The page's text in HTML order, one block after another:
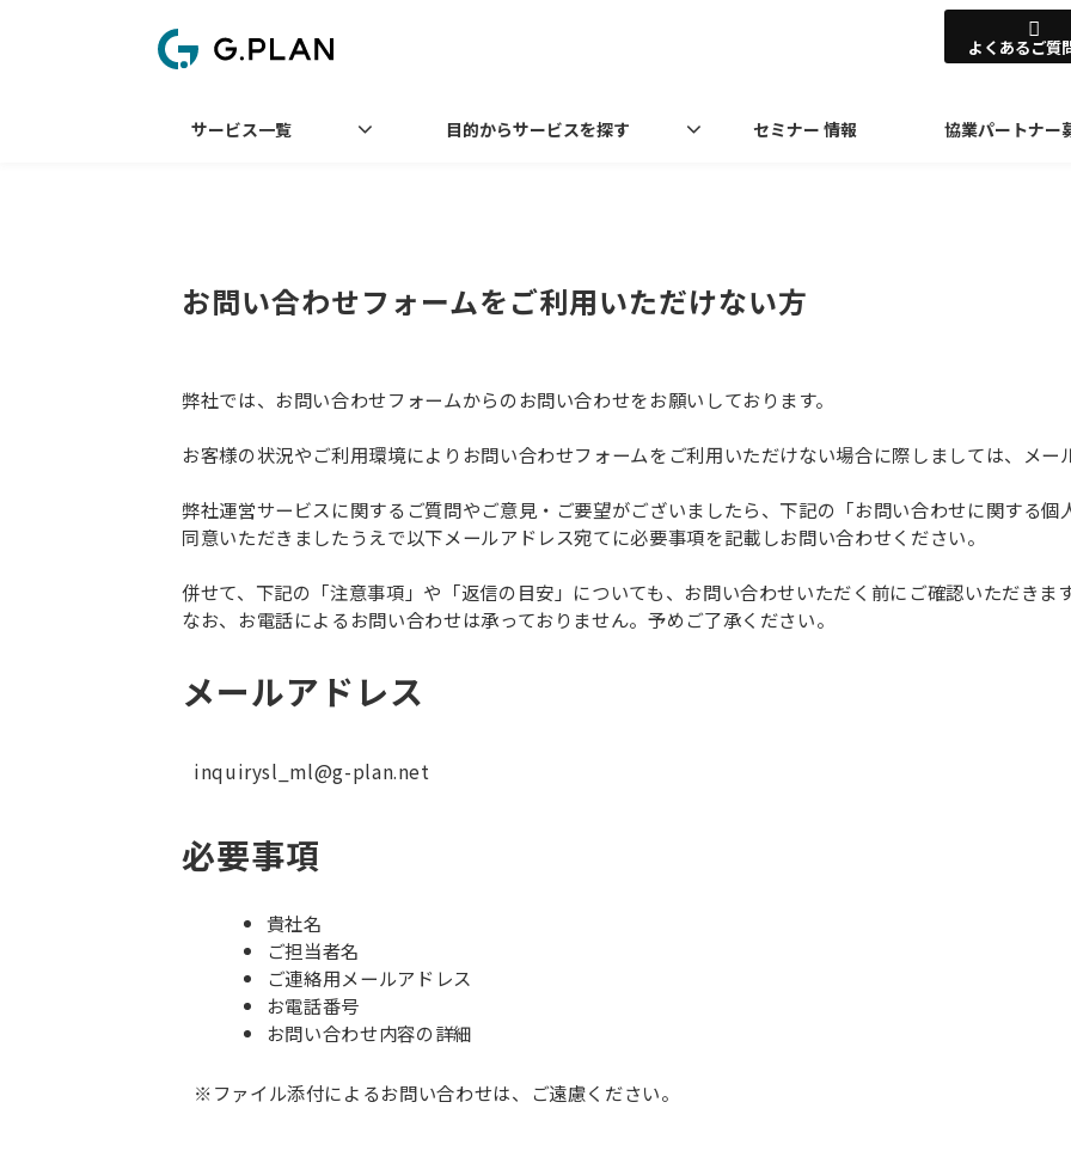
よくあるご質
サービス一覧 目的からサービスを探す セミナー 情報 協業パートナー
お問い合わせフォームをご利用いただけない方
弊社では、お問い合わせフォームからのお問い合わせをお願いしております。
お客様の状況やご利用環境によりお問い合わせフォームをご利用いただけない場合に際しましては、メー
弊社運営サービスに関するご質問やご意見・ご要望がございましたら、下記の「お問い合わせに関する
同意いただきましたうえで以下メールアドレス宛てに必要事項を記載しお問い合わせください。
併せて、下記の「注意事項」や「返信の目安」についても、お問い合わせいただく前にご確認いただきま
なお、お電話によるお問い合わせは承っておりません。予めご了承ください。
メールアドレス
inquirysl_ml@g-plan.net
必要事項
貴社名
ご担当者名
ご連絡用メールアドレス
お電話番号
お問い合わせ内容の詳細
※ファイル添付によるお問い合わせは、ご遠慮ください。